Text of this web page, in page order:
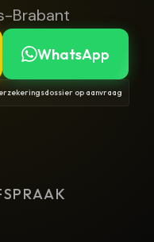
Brabant
WhatsApp
op aanvraag